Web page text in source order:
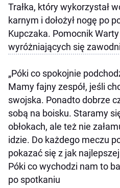
Trałka, który wykorzystał
karnym i dołożył nogę po
Kupczaka. Pomocnik
wyróżniających się
„Póki co spokojnie
Mamy fajny zespół, jeśli
swojska. Ponadto dobrze
sobą na boisku. Staramy
obłokach, ale też nie
idzie. Do każdego meczu
pokazać się z jak
Póki co wychodzi nam to
po spotkaniu